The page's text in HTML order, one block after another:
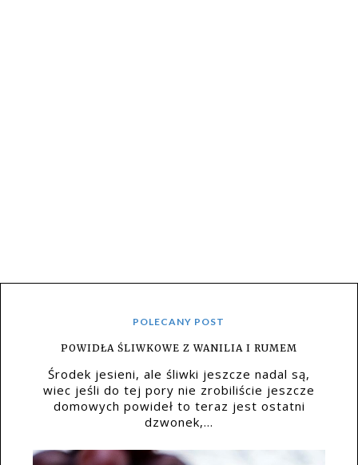
POLECANY POST
POWIDŁA ŚLIWKOWE Z WANILIA I RUMEM
Środek jesieni, ale śliwki jeszcze nadal są,
wiec jeśli do tej pory nie zrobiliście jeszcze
domowych powideł to teraz jest ostatni
dzwonek,...